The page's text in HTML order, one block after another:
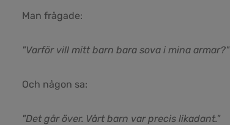
Man frågade:
"Varför vill mitt barn bara sova i mina armar?"
Och någon sa:
"Det går över. Vårt barn var precis likadant."